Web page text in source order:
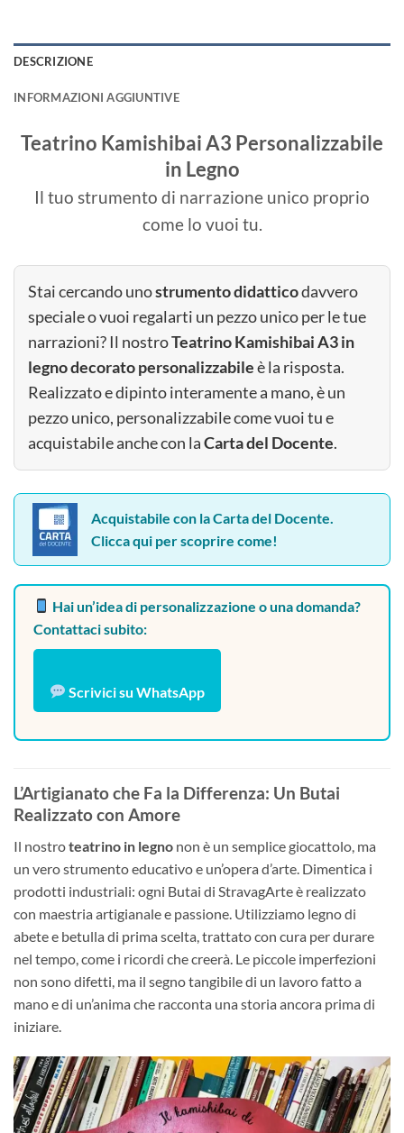
DESCRIZIONE
INFORMAZIONI AGGIUNTIVE
Teatrino Kamishibai A3 Personalizzabile
in Legno
Il tuo strumento di narrazione unico proprio
come lo vuoi tu.
Stai cercando unostrumento didatticodavvero
speciale o vuoi regalarti un pezzo unico per le tue
narrazioni? Il nostroTeatrino Kamishibai A3 in
legno decorato personalizzabileè la risposta.
Realizzato e dipinto interamente a mano, è un
pezzo unico, personalizzabile come vuoi tu e
acquistabile anche con laCarta del Docente.
Acquistabile con la Carta del Docente.
Clicca qui per scoprire come!
Hai un’idea di personalizzazione o una domanda?
Contattaci subito:
Scrivici su WhatsApp
L’Artigianato che Fa la Differenza: Un Butai
Realizzato con Amore
Il nostroteatrino in legno non è un semplice giocattolo, ma
un vero strumento educativo e un’opera d’arte. Dimentica i
prodotti industriali: ogni Butai di StravagArte è realizzato
con maestria artigianale e passione. Utilizziamo legno di
abete e betulla di prima scelta, trattato con cura per durare
nel tempo, come i ricordi che creerà. Le piccole imperfezioni
non sono difetti, ma il segno tangibile di un lavoro fatto a
mano e di un’anima che racconta una storia ancora prima di
iniziare.